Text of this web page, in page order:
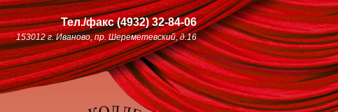
Тел./факс(4932)32-84-06
153012 г. Иваново, пр. Шереметевский, д.16